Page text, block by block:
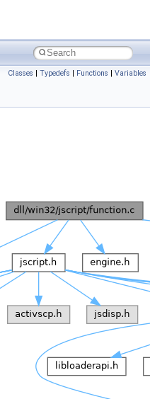
Classes | Typedefs | Functions | Variables